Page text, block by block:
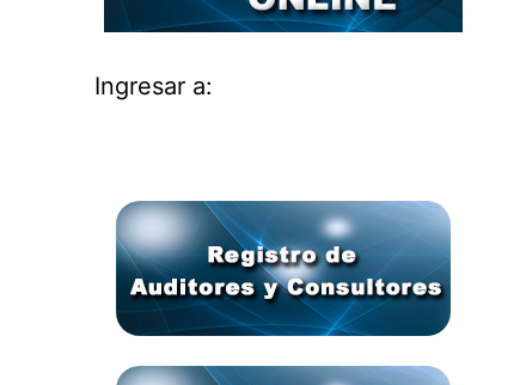
Ingresar a: